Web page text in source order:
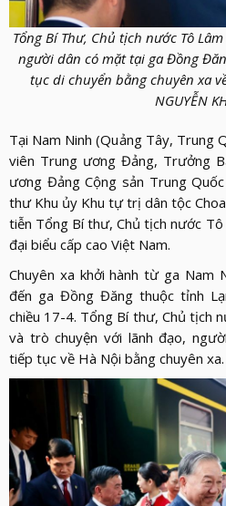
Tổng Bí Thư, Chủ tịch nước Tô
người dân có mặt tại ga Đồng
tục di chuyển bằng chuyên xa
NGUYỄN
Tại Nam Ninh (Quảng Tây, Trung
viên Trung ương Đảng, Trưởng
ương Đảng Cộng sản Trung
thư Khu ủy Khu tự trị dân tộc
tiễn Tổng Bí thư, Chủ tịch nước Tô
đại biểu cấp cao Việt Nam.
Chuyên xa khởi hành từ ga Nam
đến ga Đồng Đăng thuộc tỉnh
chiều 17-4. Tổng Bí thư, Chủ tịch
và trò chuyện với lãnh đạo,
tiếp tục về Hà Nội bằng chuyên xa.